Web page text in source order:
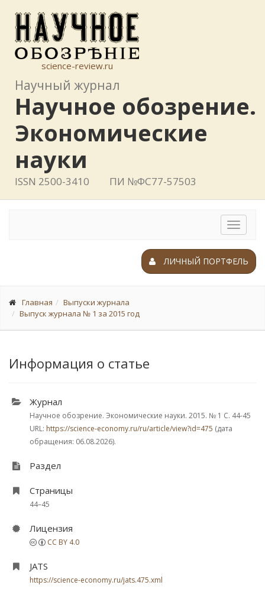
science-review.ru
Научный журнал
Научное обозрение.
Экономические
науки
ISSN 2500-3410 ПИ №ФС77-57503
Toggle
ЛИЧНЫЙ ПОРТФЕЛЬ
Главная
Выпуски журнала
Выпуск журнала № 1 за 2015 год
Информация о статье
Журнал
Научное обозрение. Экономические науки. 2015. № 1 С. 44-45
URL: https://science-economy.ru/ru/article/view?id=475 (дата
обращения: 06.08.2026).
Раздел
Страницы
44–45
Лицензия
CC BY 4.0
JATS
https://science-economy.ru/jats.475.xml